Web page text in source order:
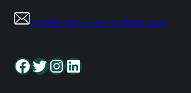
info@denise-deco-website.com
Facebook Twitter InstagramLinkedin